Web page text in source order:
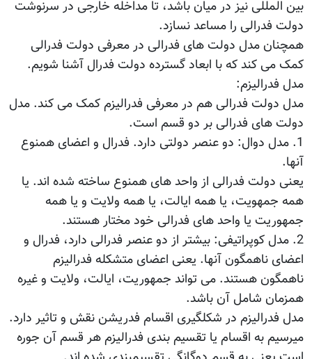
بین المللی نیز در میان باشد، تا مداخله خارجی در سرنوشت
دولت فدرالی را مساعد نسازد.
همچنان مدل دولت های فدرالی در معرفی دولت فدرالی
کمک می کند که با ابعاد گسترده دولت فدرال آشنا شویم.
مدل فدرالیزم:
مدل دولت فدرالی هم در معرفی فدرالیزم کمک می کند. مدل
دولت های فدرالی بر دو قسم است.
1. مدل دوال: دو عنصر دولتی دارد. فدرال و اعضای همنوع
آنها.
یعنی دولت فدرالی از واحد های همنوع ساخته شده اند. یا
همه جمهویت، یا همه ایالت، یا همه ولایت و یا همه
جمهوریت یا واحد های فدرالی خود مختار هستند.
2. مدل کوپراتیفی: بیشتر از دو عنصر فدرالی دارد، فدرال و
اعضای ناهمگون آنها. یعنی اعضای متشکله فدرالیزم
ناهمگون هستند. می تواند جمهوریت، ایالت، ولایت و غیره
همزمان شامل آن باشد.
مدل فدرالیزم در شکلگیری اقسام فدریشن نقش و تاثیر دارد.
میرسیم به اقسام یا تقسیم بندی فدرالیزم هر قسم آن جوره